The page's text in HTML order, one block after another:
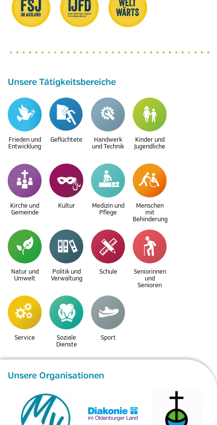
Unsere Tätigkeitsbereiche
Frieden und
Entwicklung
Geflüchtete
Handwerk
und Technik
Kinder und
Jugendliche
Kirche und
Gemeinde
Kultur
Medizin und
Pflege
Menschen
mit
Behinderung
Natur und
Umwelt
Politik und
Verwaltung
Schule
Seniorinnen
und
Senioren
Service
Soziale
Dienste
Sport
Unsere Organisationen